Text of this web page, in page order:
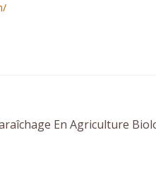
En Agriculture